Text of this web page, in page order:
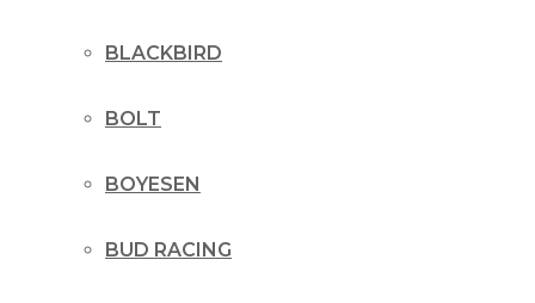
BLACKBIRD
BOLT
BOYESEN
BUD RACING